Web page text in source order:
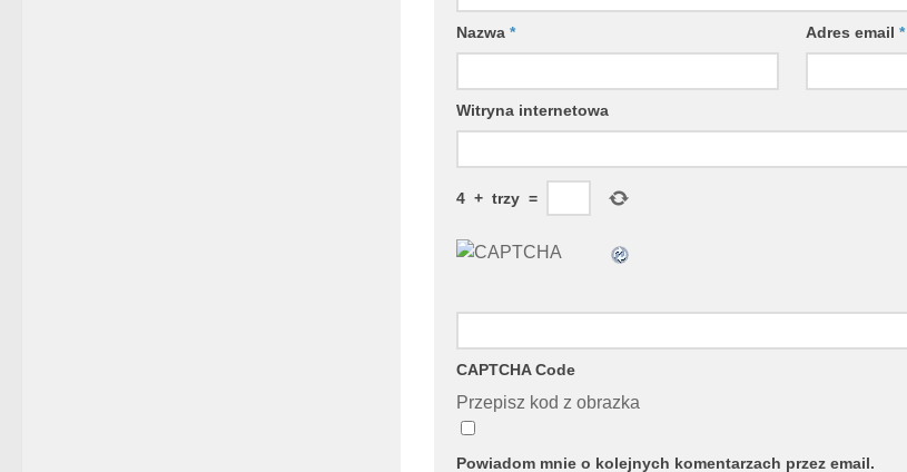
Nazwa * Adres email*
Witryna internetowa
4 + trzy =
CAPTCHA Code
Przepisz kod z obrazka
Powiadom mnie o kolejnych komentarzach przez email.